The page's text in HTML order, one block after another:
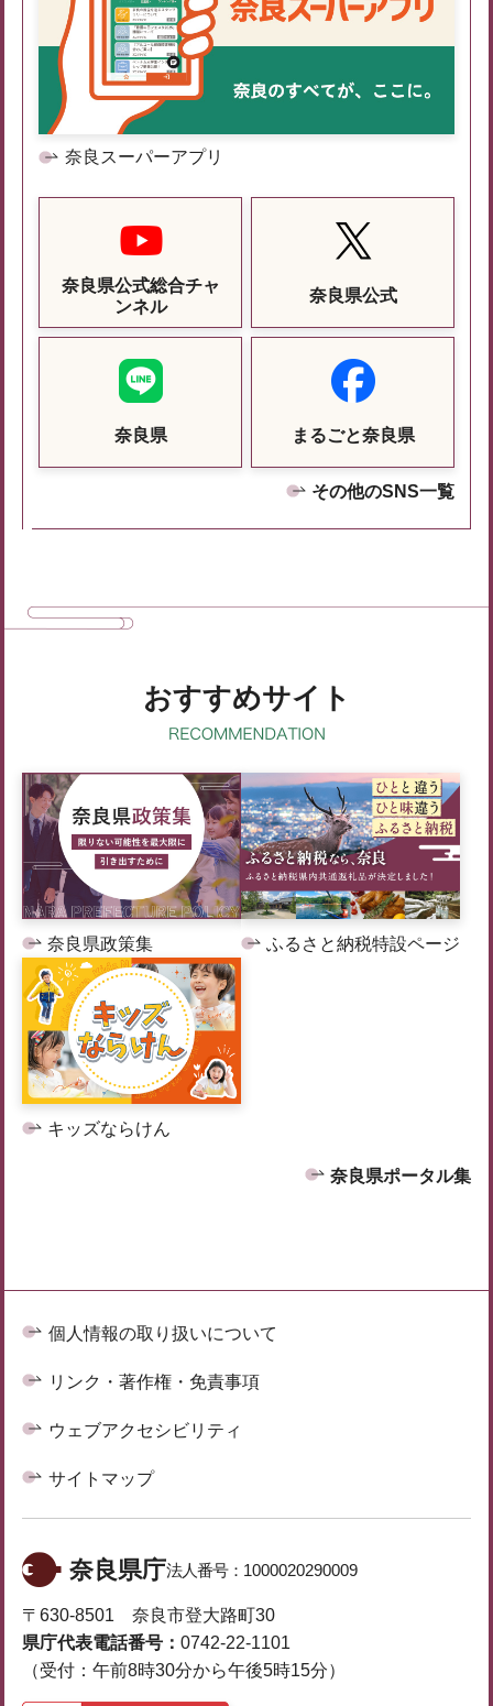
奈良スーパーアプリ
奈良県公式総合チャ
ンネル
奈良県公式
奈良県 まるごと奈良県
その他のSNS一覧
おすすめサイト
奈良県政策集 ふるさと納税特設ページ
キッズならけん
奈良県ポータル集
個人情報の取り扱いについて
リンク・著作権・免責事項
ウェブアクセシビリティ
サイトマップ
奈良県庁法人番号： 1000020290009
〒630-8501 奈良市登大路町30
県庁代表電話番号： 0742-22-1101
（受付：午前8時30分から午後5時15分）